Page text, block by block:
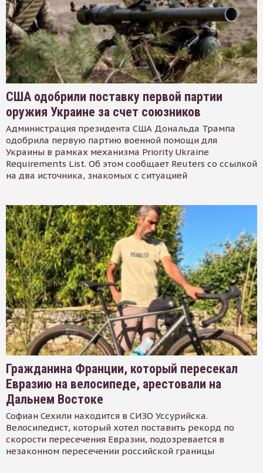
США одобрили поставку первой партии
оружия Украине за счет союзников
Администрация президента США Дональда Трампа
одобрила первую партию военной помощи для
Украины в рамках механизма Priority Ukraine
Requirements List. Об этом сообщает Reuters со ссылкой
на два источника, знакомых с ситуацией
Гражданина Франции, который пересекал
Евразию на велосипеде, арестовали на
Дальнем Востоке
Софиан Сехили находится в СИЗО Уссурийска.
Велосипедист, который хотел поставить рекорд по
скорости пересечения Евразии, подозревается в
незаконном пересечении российской границы